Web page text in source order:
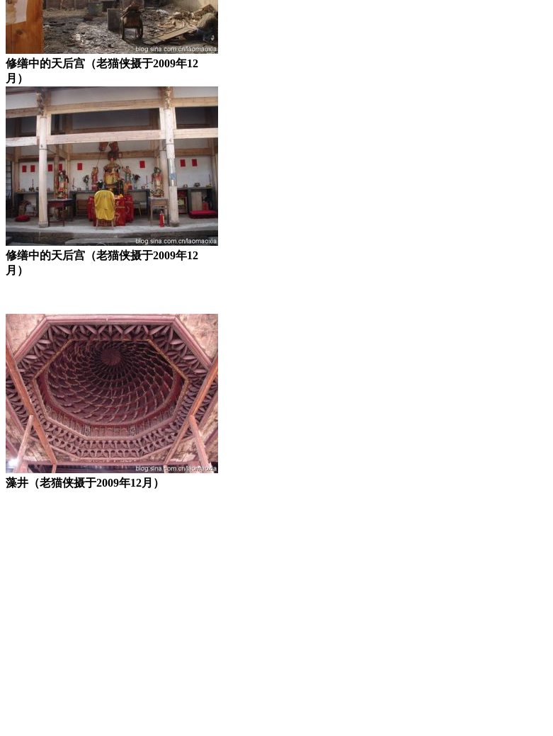
修缮中的天后宫（老猫侠摄于2009年12
月）
修缮中的天后宫（老猫侠摄于2009年12
月）
藻井（老猫侠摄于2009年12月）